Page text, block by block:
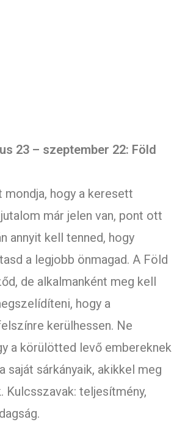
23 – szeptember 22: Föld
mondja, hogy a keresett
már jelen van, pont ott
annyit kell tenned, hogy
a legjobb önmagad. A Föld
de alkalmanként meg kell
hogy a
kerülhessen. Ne
a körülötted levő embereknek
saját sárkányaik, akikkel meg
Kulcsszavak: teljesítmény,